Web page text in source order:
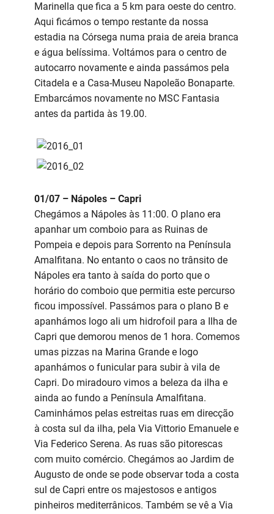
Marinella que fica a 5 km para oeste do centro.
Aqui ficámos o tempo restante da nossa
estadia na Córsega numa praia de areia branca
e água belíssima. Voltámos para o centro de
autocarro novamente e ainda passámos pela
Citadela e a Casa-Museu Napoleão Bonaparte.
Embarcámos novamente no MSC Fantasia
antes da partida às 19.00.
01/07 – Nápoles – Capri
Chegámos a Nápoles às 11:00. O plano era
apanhar um comboio para as Ruinas de
Pompeia e depois para Sorrento na Península
Amalfitana. No entanto o caos no trânsito de
Nápoles era tanto à saída do porto que o
horário do comboio que permitia este percurso
ficou impossível. Passámos para o plano B e
apanhámos logo ali um hidrofoil para a Ilha de
Capri que demorou menos de 1 hora. Comemos
umas pizzas na Marina Grande e logo
apanhámos o funicular para subir à vila de
Capri. Do miradouro vimos a beleza da ilha e
ainda ao fundo a Península Amalfitana.
Caminhámos pelas estreitas ruas em direcção
à costa sul da ilha, pela Via Vittorio Emanuele e
Via Federico Serena. As ruas são pitorescas
com muito comércio. Chegámos ao Jardim de
Augusto de onde se pode observar toda a costa
sul de Capri entre os majestosos e antigos
pinheiros mediterrânicos. Também se vê a Via